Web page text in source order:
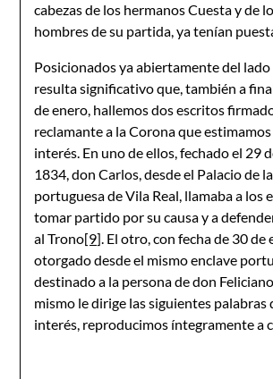
cabezas de los hermanos Cuesta y de
hombres de su partida, ya tenían
Posicionados ya abiertamente del
resulta significativo que, también a
de enero, hallemos dos escritos
reclamante a la Corona que
interés. En uno de ellos, fechado el 29
1834, don Carlos, desde el Palacio de
portuguesa de Vila Real, llamaba a los
tomar partido por su causa y a
al Trono[9]. El otro, con fecha de 30 de
otorgado desde el mismo enclave
destinado a la persona de don
mismo le dirige las siguientes palabras
interés, reproducimos íntegramente a